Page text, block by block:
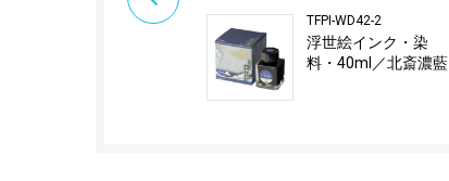
TFPI-WD42-2
浮世絵インク・染
料・40ml／北斎濃藍